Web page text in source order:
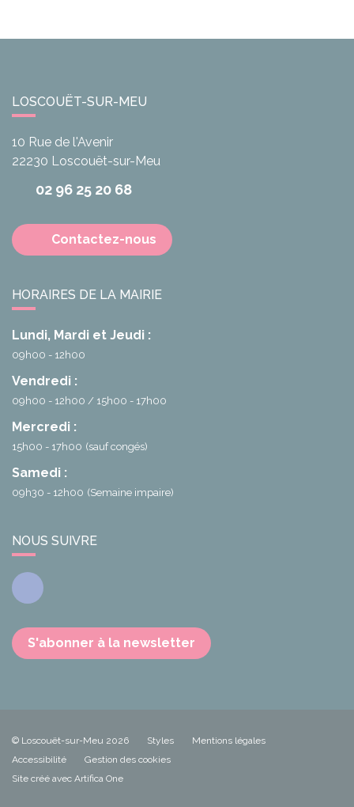
LOSCOUËT-SUR-MEU
10 Rue de l'Avenir
22230 Loscouët-sur-Meu
02 96 25 20 68
Contactez-nous
HORAIRES DE LA MAIRIE
Lundi, Mardi et Jeudi :
09h00 - 12h00
Vendredi :
09h00 - 12h00 15h00 - 17h00
Mercredi :
15h00 - 17h00 (sauf congés)
Samedi :
09h30 - 12h00 (Semaine impaire)
NOUS SUIVRE
Facebook
S'abonner à la newsletter
© Loscouët-sur-Meu 2026 Styles
Mentions légales
Accessibilité
Gestion des cookies
Site créé avec Artifica One